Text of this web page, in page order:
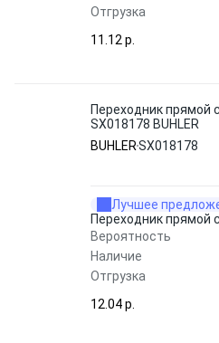
Отгрузка
11.12 p.
Переходник прямой
SX018178 BUHLER
BUHLERSX018178
Лучшее
Переходник прямой
Вероятность
Наличие
Отгрузка
12.04 p.